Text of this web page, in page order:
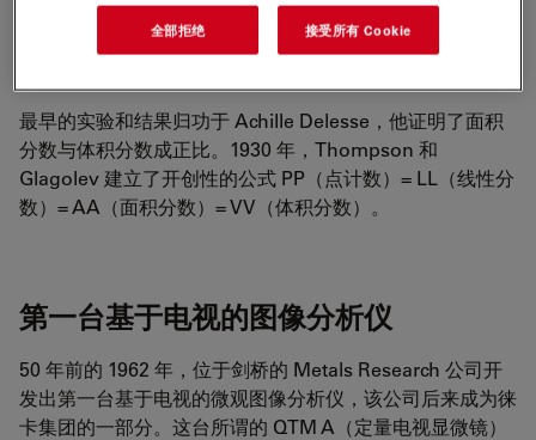
二维切片中推断物体的体积。这些定量显微镜问题最初是通
过立体学来解决的，而立体学又为图像分析所依据的原理做
最早的实验和结果归功于 Achille Delesse，他证明了面积
分数与体积分数成正比。1930 年，Thompson 和
Glagolev 建立了开创性的公式 PP（点计数）= LL（线性分
数）= AA（面积分数）= VV（体积分数）。
第一台基于电视的图像分析仪
50 年前的 1962 年，位于剑桥的 Metals Research 公司开
发出第一台基于电视的微观图像分析仪，该公司后来成为徕
卡集团的一部分。这台所谓的 QTM A（定量电视显微镜）
全部拒绝 接受所有 Cookie